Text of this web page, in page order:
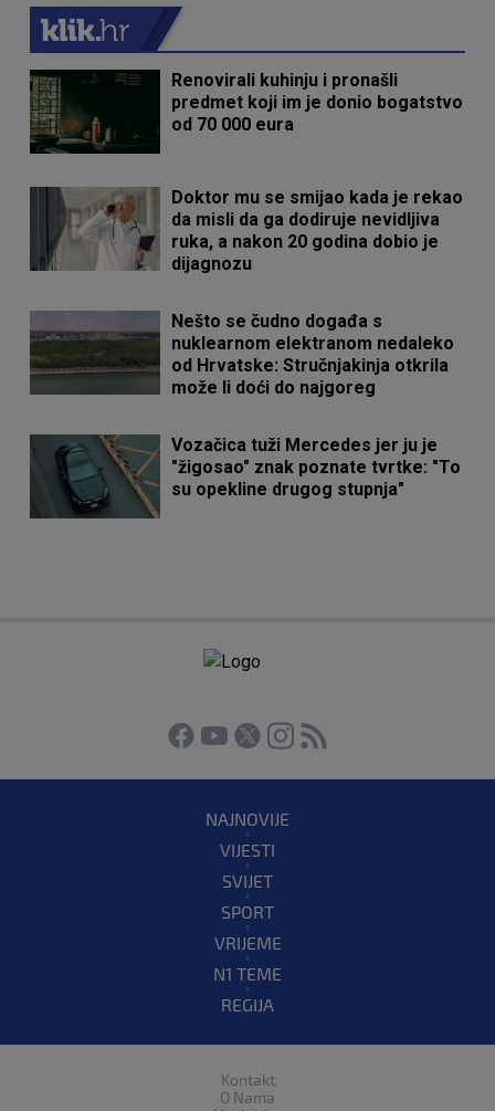
Renovirali kuhinju i pronašli
predmet koji im je donio bogatstvo
od 70 000 eura
Doktor mu se smijao kada je rekao
da misli da ga dodiruje nevidljiva
ruka, a nakon 20 godina dobio je
dijagnozu
Nešto se čudno događa s
nuklearnom elektranom nedaleko
od Hrvatske: Stručnjakinja otkrila
može li doći do najgoreg
Vozačica tuži Mercedes jer ju je
"žigosao" znak poznate tvrtke: "To
su opekline drugog stupnja"
NAJNOVIJE
VIJESTI
SVIJET
SPORT
VRIJEME
N1 TEME
REGIJA
Kontakt
O Nama